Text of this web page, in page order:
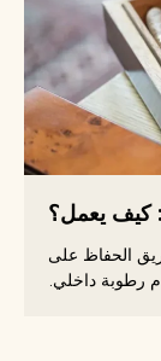
كيف يعمل؟
الحفاظ على
رطوبة داخلي.